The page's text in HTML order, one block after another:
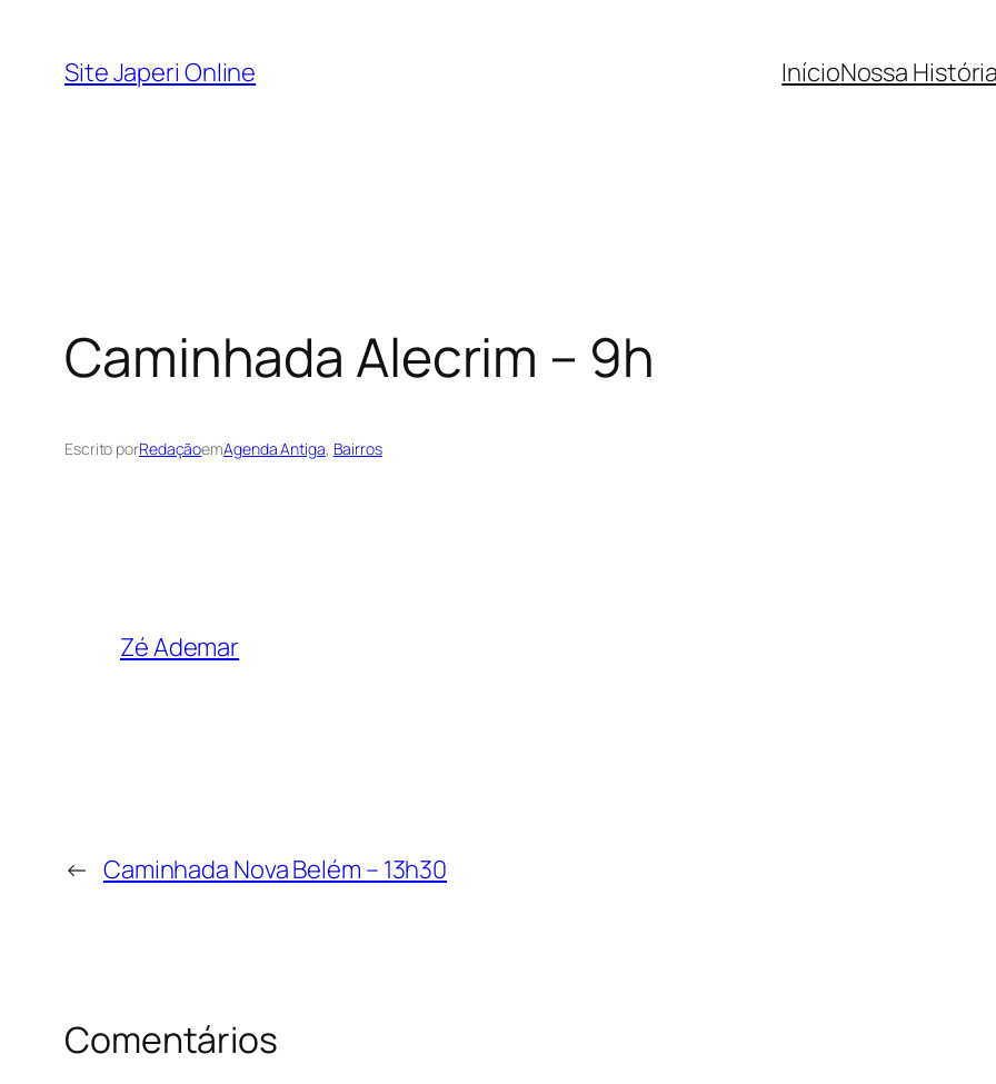
Site Japeri Online InícioNossa
Caminhada Alecrim – 9h
Escrito porRedaçãoemAgenda Antiga, Bairros
Zé Ademar
← Caminhada Nova Belém – 13h30
Comentários